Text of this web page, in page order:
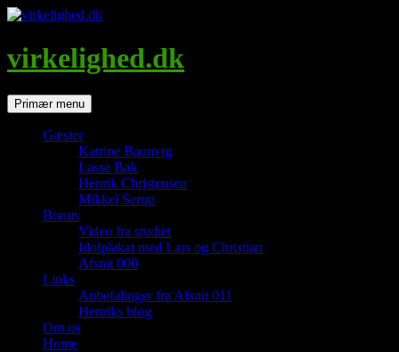
Hop
indhold
virkelighed.dk
SøgPrimær menu
Gæster
Katrine Baunvig
Lasse Bak
Henrik Christensen
Mikkel Serup
Bonus
Video fra studiet
Idolplakat med Lars og Christian
Afsnit 000
Links
Anbefalinger fra Afsnit 011
Henriks blog
Om os
Home